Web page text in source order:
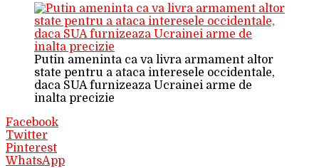
Putin ameninta ca va livra armament altor
state pentru a ataca interesele occidentale,
daca SUA furnizeaza Ucrainei arme de
inalta precizie
Facebook
Twitter
Pinterest
WhatsApp